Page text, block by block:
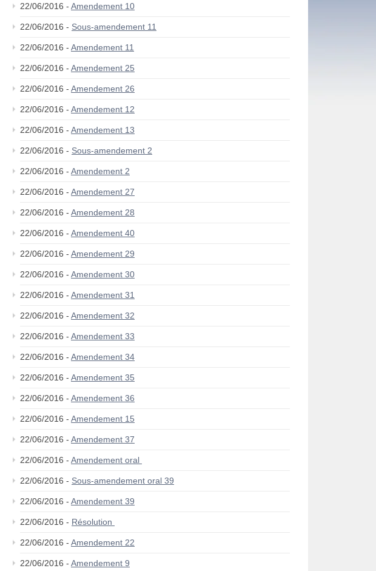
22/06/2016 - Amendement 10
22/06/2016 - Sous-amendement 11
22/06/2016 - Amendement 11
22/06/2016 - Amendement 25
22/06/2016 - Amendement 26
22/06/2016 - Amendement 12
22/06/2016 - Amendement 13
22/06/2016 - Sous-amendement 2
22/06/2016 - Amendement 2
22/06/2016 - Amendement 27
22/06/2016 - Amendement 28
22/06/2016 - Amendement 40
22/06/2016 - Amendement 29
22/06/2016 - Amendement 30
22/06/2016 - Amendement 31
22/06/2016 - Amendement 32
22/06/2016 - Amendement 33
22/06/2016 - Amendement 34
22/06/2016 - Amendement 35
22/06/2016 - Amendement 36
22/06/2016 - Amendement 15
22/06/2016 - Amendement 37
22/06/2016 - Amendement oral
22/06/2016 - Sous-amendement oral 39
22/06/2016 - Amendement 39
22/06/2016 - Résolution
22/06/2016 - Amendement 22
22/06/2016 - Amendement 9